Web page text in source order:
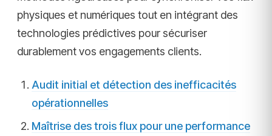
physiques et numériques tout en intégrant des
technologies prédictives pour sécuriser
durablement vos engagements clients.
Audit initial et détection des inefficacités
opérationnelles
Maîtrise des trois flux pour une performance